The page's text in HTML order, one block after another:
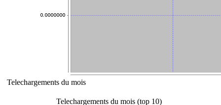
Telechargements du mois
Telechargements du mois (top 10)